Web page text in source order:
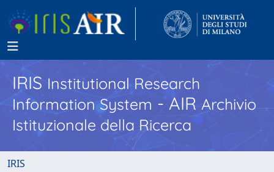
IRISInstitutional Research
Information System - AIR Archivio
Istituzionale della Ricerca
IRIS